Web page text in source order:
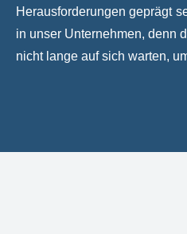
Herausforderungen geprägt
in unser Unternehmen, denn
nicht lange auf sich warten,